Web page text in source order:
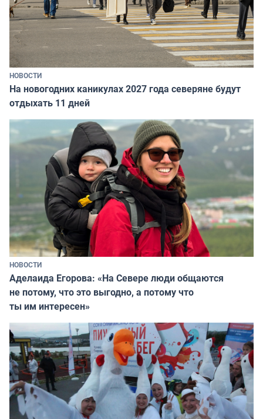
НОВОСТИ
На новогодних каникулах 2027 года северяне будут
отдыхать 11 дней
НОВОСТИ
Аделаида Егорова: «На Севере люди общаются
не потому, что это выгодно, а потому что
ты им интересен»